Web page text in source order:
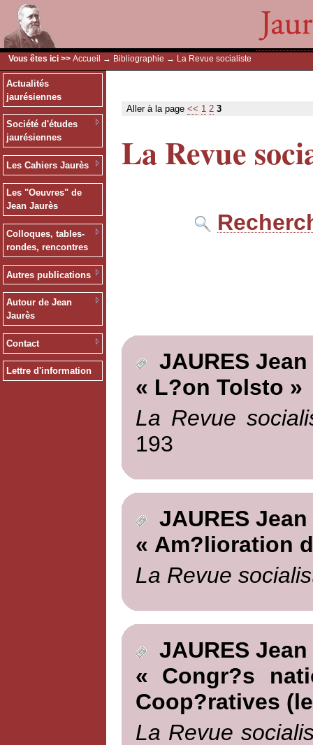
Vous êtes ici >> Accueil → Bibliographie → La Revue socialiste
Actualités
jaurésiennes
Société d'études
jaurésiennes
Les Cahiers Jaurès
Les "Oeuvres" de
Jean Jaurès
Colloques, tables-
rondes, rencontres
Autres publications
Autour de Jean
Jaurès
Contact
Lettre d'information
Aller à la page << 1 2 3
La Revue
JAURES Jean
« L?on Tolsto »
La Revue
193
JAURES Jean
« Am?lioration
La Revue
JAURES Jean
« Congr?s
Coop?ratives
La Revue